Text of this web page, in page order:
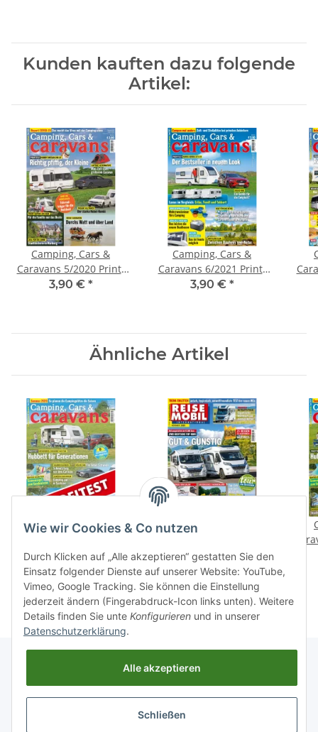
Kunden kauften dazu folgende
Artikel:
Camping, Cars &
Caravans 5/2020 Print-
Ausgabe
3,90 € *
Camping, Cars &
Caravans 6/2021 Print-
Ausgabe
3,90 € *
Ähnliche Artikel
Profitest: Weinsberg
1,99 €*
Reisemobil International
Print-Ausgabe
4,70 €*
Informationen
Gesetzliche Informationen
Wie wir Cookies & Co nutzen
Durch Klicken auf „Alle akzeptieren“ gestatten Sie den
Einsatz folgender Dienste auf unserer Website: YouTube,
Vimeo, Google Tracking. Sie können die Einstellung
jederzeit ändern (Fingerabdruck-Icon links unten). Weitere
Details finden Sie unte Konfigurieren und in unserer
Datenschutzerklärung.
Alle akzeptieren
Schließen